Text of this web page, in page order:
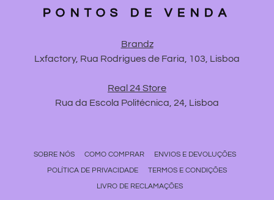
PONTOS DE VENDA
Brandz
Lxfactory, Rua Rodrigues de Faria, 103, Lisboa
Real 24 Store
Rua da Escola Politécnica, 24, Lisboa
SOBRE NÓS COMO COMPRAR
ENVIOS E DEVOLUÇÕES
POLÍTICA DE PRIVACIDADE
TERMOS E CONDIÇÕES
LIVRO DE RECLAMAÇÕES